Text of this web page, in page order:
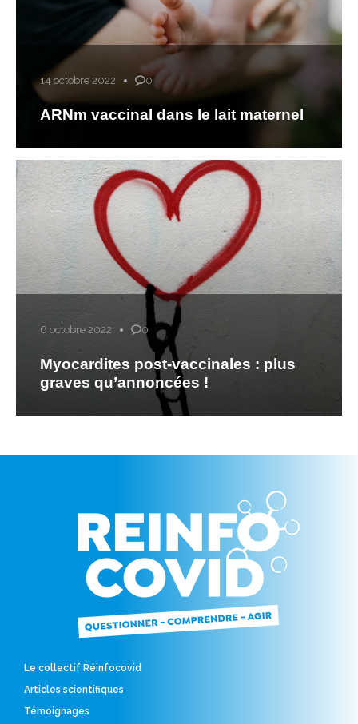
14 octobre 2022 0
ARNm vaccinal dans le lait maternel
6 octobre 2022 0
Myocardites post-vaccinales : plus
graves qu’annoncées !
Le collectif Réinfocovid
Articles scientifiques
Témoignages